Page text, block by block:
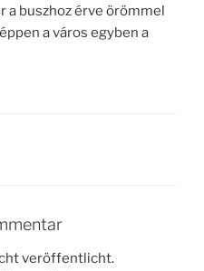
a buszhoz érve örömmel
a város egyben a
veröffentlicht.